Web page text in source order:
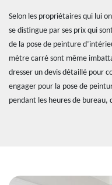
Selon les propriétaires qui lui
se distingue par ses prix qui
de la pose de peinture
mètre carré sont même
dresser un devis détaillé pour
engager pour la pose de
pendant les heures de bureau,